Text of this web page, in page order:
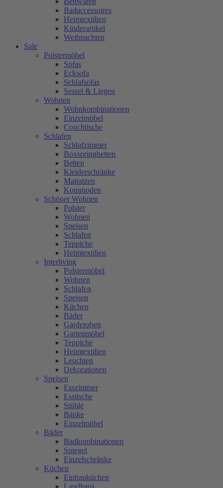
Badaccessoires
Heimtextilien
Kinderartikel
Weihnachten
Sale
Polstermöbel
Sofas
Ecksofa
Schlafsofas
Sessel & Liegen
Wohnen
Wohnkombinationen
Einzelmöbel
Couchtische
Schlafen
Schlafzimmer
Boxspringbetten
Betten
Kleiderschränke
Matratzen
Kommoden
Schöner Wohnen
Polster
Wohnen
Speisen
Schlafen
Teppiche
Heimtextilien
Interliving
Polstermöbel
Wohnen
Schlafen
Speisen
Küchen
Bäder
Garderoben
Gartenmöbel
Teppiche
Heimtextilien
Leuchten
Dekorationen
Speisen
Esszimmer
Esstische
Stühle
Bänke
Einzelmöbel
Bäder
Badkombinationen
Spiegel
Einzelschränke
Küchen
Einbauküchen
Landhaus